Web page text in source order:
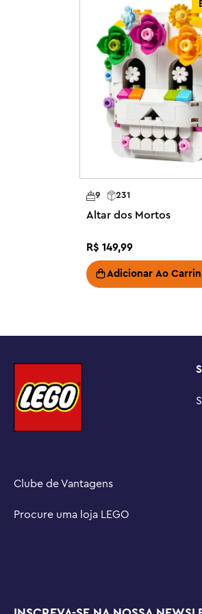
Este conjunto é um presente de
ou durante o Advento. Adicione
que você pode usar ano após
Boneco de brinquedo de Natal
qualquer casa com este conjunto
personagem tradicional do Papai
Decoração de Papai Noel para
com o modelo do Papai Noel em
Natal emocionante
LEGO® Papai Noel traz alegria
modelo de exibição impressionante
Um presente de Natal para
presente criativo para crianças ou
ampliados (vendidos
Medidas – Este conjunto de
Papai Noel com mais de 27 cm de
231
9
Altar dos Mortos
R$ 149,99
Adicionar Ao
Clube de Vantagens
Procure uma loja LEGO